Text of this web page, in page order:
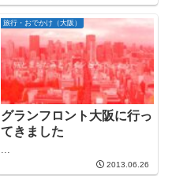
旅行・おでかけ（大阪）
グランフロント大阪に行っ
てきました
...
2013.06.26